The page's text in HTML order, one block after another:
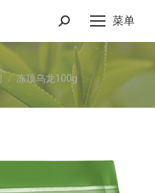
菜单
Search:
冻顶乌龙100g